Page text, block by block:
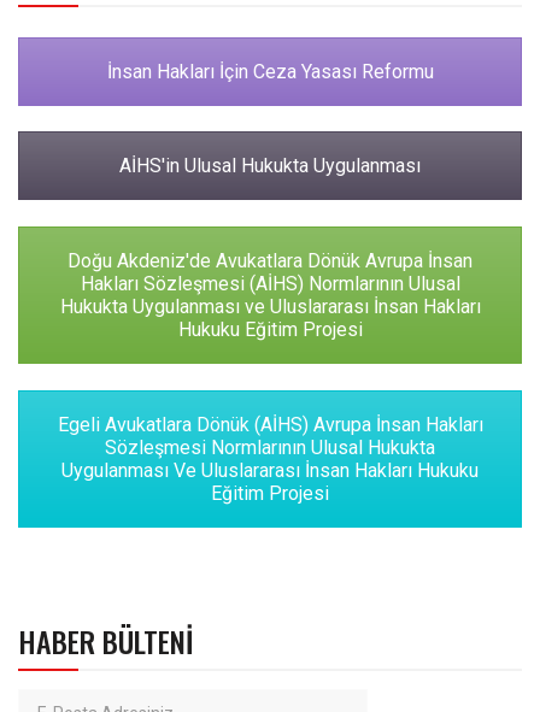
İnsan Hakları İçin Ceza Yasası Reformu
AİHS'in Ulusal Hukukta Uygulanması
Doğu Akdeniz'de Avukatlara Dönük Avrupa İnsan
Hakları Sözleşmesi (AİHS) Normlarının Ulusal
Hukukta Uygulanması ve Uluslararası İnsan Hakları
Hukuku Eğitim Projesi
Egeli Avukatlara Dönük (AİHS) Avrupa İnsan Hakları
Sözleşmesi Normlarının Ulusal Hukukta
Uygulanması Ve Uluslararası İnsan Hakları Hukuku
Eğitim Projesi
HABER BÜLTENI